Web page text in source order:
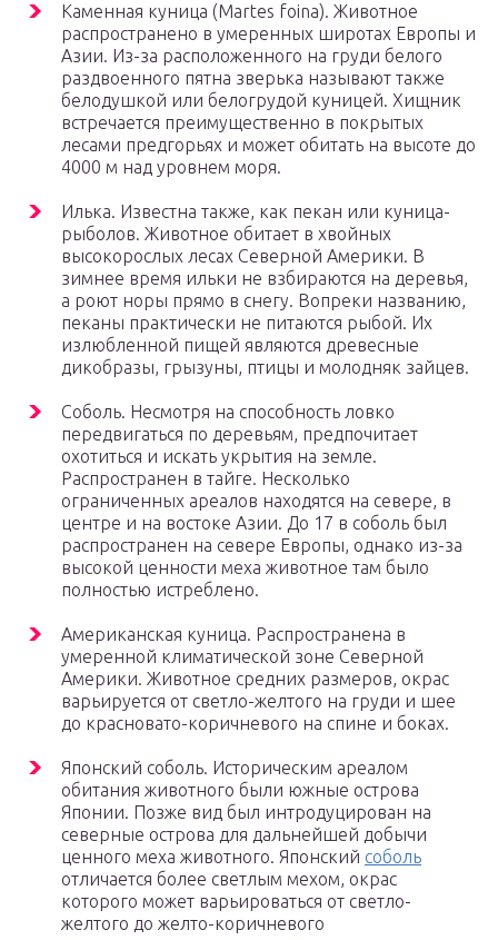
Каменная куница (Martes foina). Животное
распространено в умеренных широтах Европы и
Азии. Из-за расположенного на груди белого
раздвоенного пятна зверька называют также
белодушкой или белогрудой куницей. Хищник
встречается преимущественно в покрытых
лесами предгорьях и может обитать на высоте до
4000 м над уровнем моря.
Илька. Известна также, как пекан или куница-
рыболов. Животное обитает в хвойных
высокорослых лесах Северной Америки. В
зимнее время ильки не взбираются на деревья,
а роют норы прямо в снегу. Вопреки названию,
пеканы практически не питаются рыбой. Их
излюбленной пищей являются древесные
дикобразы, грызуны, птицы и молодняк зайцев.
Соболь. Несмотря на способность ловко
передвигаться по деревьям, предпочитает
охотиться и искать укрытия на земле.
Распространен в тайге. Несколько
ограниченных ареалов находятся на севере, в
центре и на востоке Азии. До 17 в соболь был
распространен на севере Европы, однако из-за
высокой ценности меха животное там было
полностью истреблено.
Американская куница. Распространена в
умеренной климатической зоне Северной
Америки. Животное средних размеров, окрас
варьируется от светло-желтого на груди и шее
до красновато-коричневого на спине и боках.
Японский соболь. Историческим ареалом
обитания животного были южные острова
Японии. Позже вид был интродуцирован на
северные острова для дальнейшей добычи
ценного меха животного. Японский соболь
отличается более светлым мехом, окрас
которого может варьироваться от светло-
желтого до желто-коричневого